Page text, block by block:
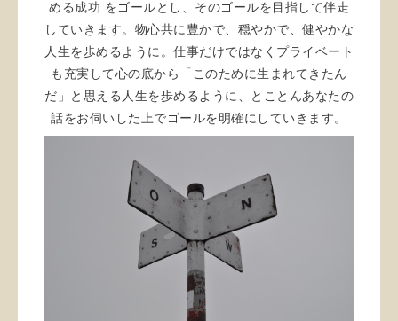
める成功 をゴールとし、そのゴールを目指して伴走
していきます。物心共に豊かで、穏やかで、健やかな
人生を歩めるように。仕事だけではなくプライベート
も充実して心の底から「このために生まれてきたん
だ」と思える人生を歩めるように、とことんあなたの
話をお伺いした上でゴールを明確にしていきます。